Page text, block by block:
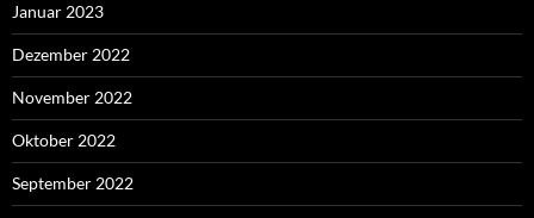
Januar 2023
Dezember 2022
November 2022
Oktober 2022
September 2022